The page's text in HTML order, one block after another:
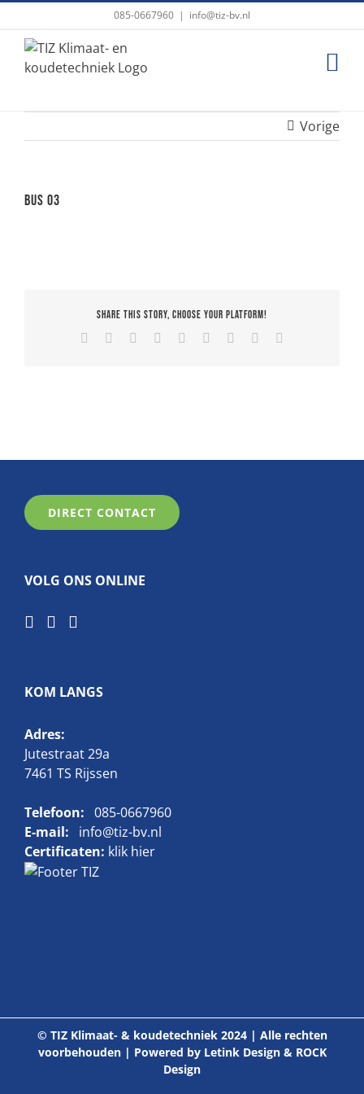
inhoud
085-0667960 | info@tiz-bv.nl
Vorige
Bus 03
Share This Story, Choose Your Platform!
Facebook Reddit LinkedInWhatsApp
TumblrPinterest
DIRECT CONTACT
VOLG ONS ONLINE
KOM LANGS
Adres:
Jutestraat 29a
7461 TS Rijssen
Telefoon: 085-0667960
E-mail:
info@tiz-bv.nl
Certificaten: klik hier
© TIZ Klimaat- & koudetechniek 2024 | Alle rechten
voorbehouden | Powered by Letink Design& ROCK
Design